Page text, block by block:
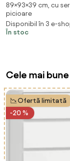
PAL laminat, cu 4
93x39x89 cm
89×93×39 cm, cu
picioare
Disponibil în 3 e-
În stoc
Cele mai
Ofertă limitată
-20 %